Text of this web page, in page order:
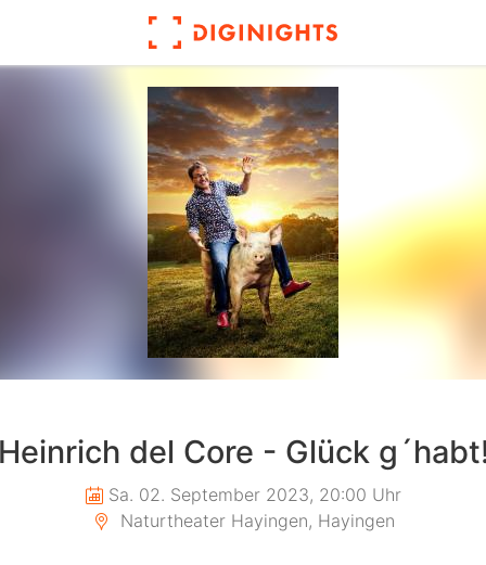
del Core - Glück
Sa. 02. September 2023, 20:00 Uhr
Naturtheater Hayingen, Hayingen